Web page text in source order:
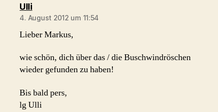
Ullisagt:
4. August 2012 um 11:54
Lieber Markus,
wie schön, dich über das / die Buschwindröschen
wieder gefunden zu haben!
Bis bald pers,
lg Ulli